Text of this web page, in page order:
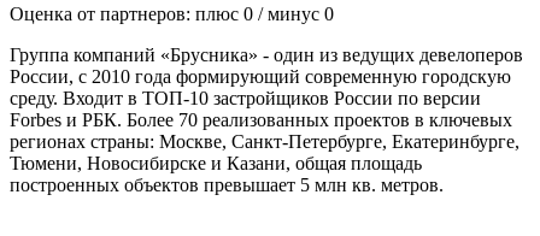
Оценка от партнеров: плюс 0 / минус 0
Группа компаний «Брусника» - один из ведущих девелоперов
России, с 2010 года формирующий современную городскую
среду. Входит в ТОП-10 застройщиков России по версии
Forbes и РБК. Более 70 реализованных проектов в ключевых
регионах страны: Москве, Санкт-Петербурге, Екатеринбурге,
Тюмени, Новосибирске и Казани, общая площадь
построенных объектов превышает 5 млн кв. метров.